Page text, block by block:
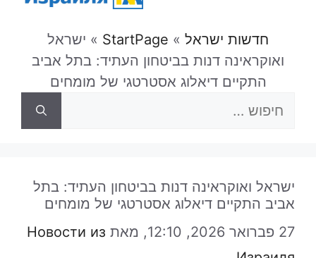
חדשות ישראל »
StartPage
» ישראל
ואוקראינה דנות בביטחון העתיד: בתל אביב
התקיים דיאלוג אסטרטגי של מומחים
ישראל ואוקראינה דנות בביטחון העתיד: בתל
אביב התקיים דיאלוג אסטרטגי של מומחים
27 פברואר 2026, 12:10,
מאת Новости из